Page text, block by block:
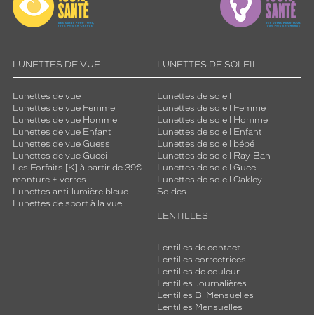
LUNETTES DE VUE
Lunettes de vue
Lunettes de vue Femme
Lunettes de vue Homme
Lunettes de vue Enfant
Lunettes de vue Guess
Lunettes de vue Gucci
Les Forfaits [K] à partir de 39€ -
monture + verres
Lunettes anti-lumière bleue
Lunettes de sport à la vue
LUNETTES DE SOLEIL
Lunettes de soleil
Lunettes de soleil Femme
Lunettes de soleil Homme
Lunettes de soleil Enfant
Lunettes de soleil bébé
Lunettes de soleil Ray-Ban
Lunettes de soleil Gucci
Lunettes de soleil Oakley
Soldes
LENTILLES
Lentilles de contact
Lentilles correctrices
Lentilles de couleur
Lentilles Journalières
Lentilles Bi Mensuelles
Lentilles Mensuelles